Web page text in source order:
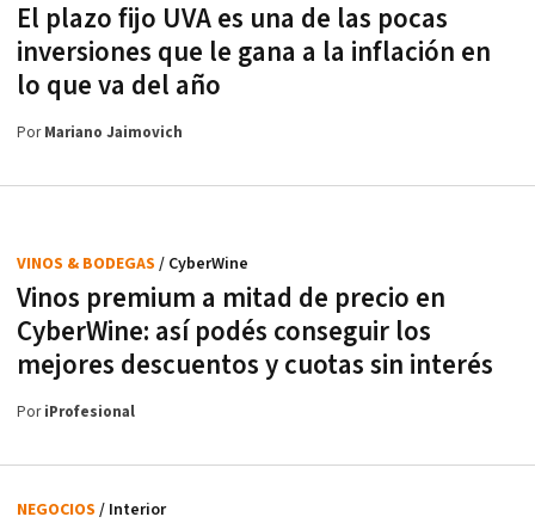
El plazo fijo UVA es una de las pocas
inversiones que le gana a la inflación en
lo que va del año
PorMariano Jaimovich
Vinos premium a mitad de precio en
CyberWine: así podés conseguir los
mejores descuentos y cuotas sin interés
VINOS & BODEGAS / CyberWine
PoriProfesional
NEGOCIOS / Interior